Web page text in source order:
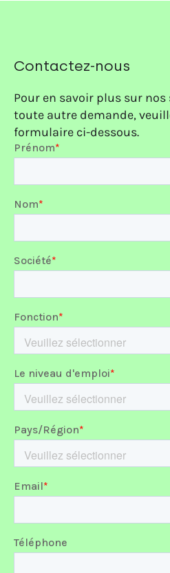
Contactez-nous
Pour en savoir plus sur
toute autre demande,
formulaire ci-dessous.